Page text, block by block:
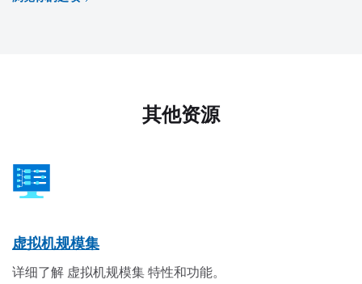
其他资源
虚拟机规模集
详细了解 虚拟机规模集 特性和功能。